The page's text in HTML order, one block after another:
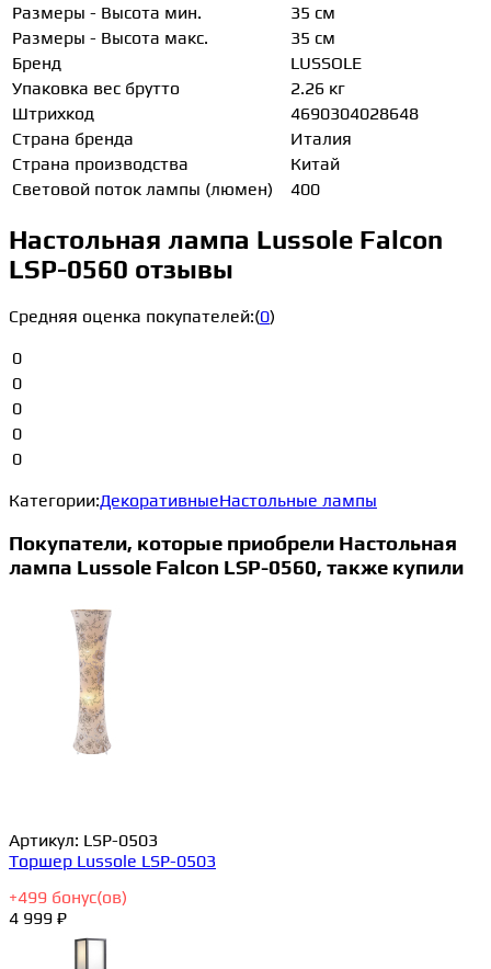
Размеры - Высота мин.
35 см
Размеры - Высота макс.
35 см
Бренд
LUSSOLE
Упаковка вес брутто
2.26 кг
Штрихкод
4690304028648
Страна бренда
Италия
Страна производства
Китай
Световой поток лампы (люмен)
400
Настольная лампа Lussole Falcon
LSP-0560 отзывы
Средняя оценка покупателей:(0)
0
0
0
0
0
Категории:ДекоративныеНастольные лампы
Покупатели, которые приобрели Настольная
лампа Lussole Falcon LSP-0560, также купили
Артикул: LSP-0503
Торшер Lussole LSP-0503
+499 бонус(ов)
4 999 ₽